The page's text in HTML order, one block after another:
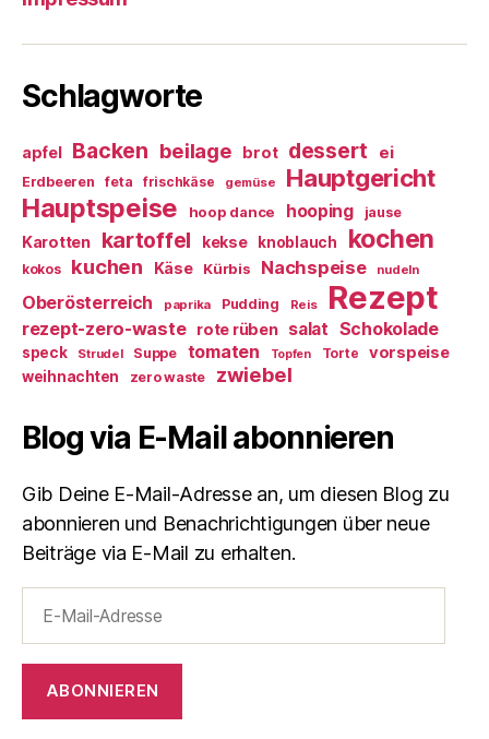
Schlagworte
apfel Backen beilage brot dessert ei
Erdbeeren feta frischkäse gemüse Hauptgericht
Hauptspeise hoop dance hooping jause
Karotten kartoffel kekse knoblauch kochen
kokos kuchen Käse Kürbis Nachspeise nudeln
Oberösterreich paprika Pudding Reis Rezept
rezept-zero-waste rote rüben salat Schokolade
speck Strudel Suppe tomaten Topfen Torte vorspeise
weihnachten zero waste zwiebel
Blog via E-Mail abonnieren
Gib Deine E-Mail-Adresse an, um diesen Blog zu
abonnieren und Benachrichtigungen über neue
Beiträge via E-Mail zu erhalten.
Mail-
Adresse
ABONNIEREN